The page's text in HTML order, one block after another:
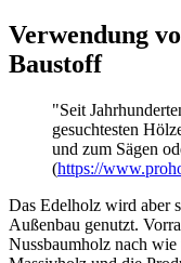
Verwendung
Baustoff
"Seit
gesuchtesten
und zum Sägen
(https://
Das Edelholz wird aber
Außenbau genutzt.
Nussbaumholz nach